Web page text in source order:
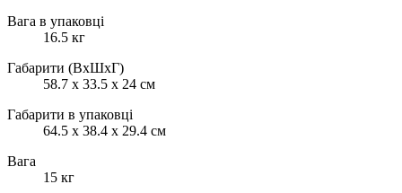
Вага в упаковці
16.5 кг
Габарити (ВхШхГ)
58.7 x 33.5 x 24 см
Габарити в упаковці
64.5 х 38.4 х 29.4 см
Вага
15 кг